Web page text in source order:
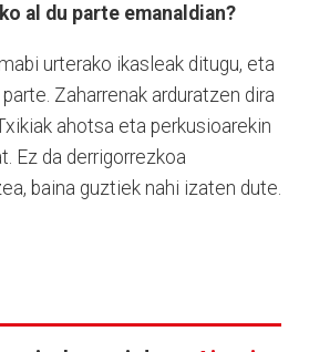
al du parte emanaldian?
urterako ikasleak ditugu, eta
Zaharrenak arduratzen dira
ahotsa eta perkusioarekin
Ez da derrigorrezkoa
baina guztiek nahi izaten dute.